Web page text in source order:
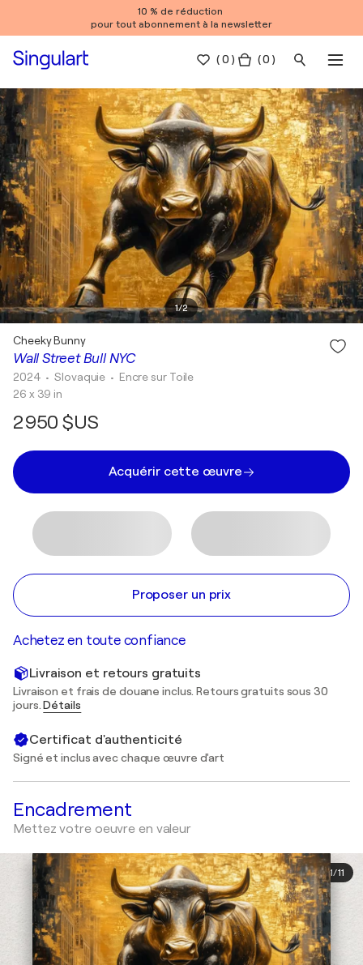
10 % de réduction
pour tout abonnement à la newsletter
(0 ) ( 0 )
1/2
Wall Street Bull NYC
Cheeky Bunny
2024 • Slovaquie • Encre sur Toile
26 x 39 in
2 950 $US
Acquérir cette œuvre
Proposer un prix
Achetez en toute confiance
Livraison et retours gratuits
Livraison et frais de douane inclus. Retours gratuits sous 30
jours.Détails
Certificat d'authenticité
Signé et inclus avec chaque œuvre d'art
Encadrement
Mettez votre oeuvre en valeur
1/11